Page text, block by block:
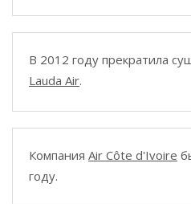
В 2012 году прекратила
Lauda Air.
Компания Air Côte d'Ivoire
году.